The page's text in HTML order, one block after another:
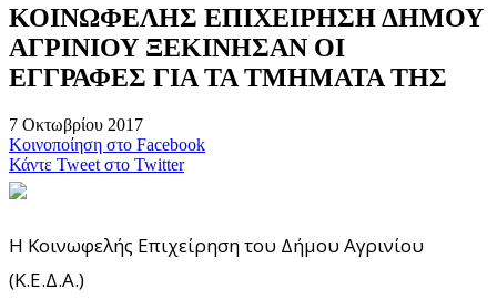
ΚΟΙΝΩΦΕΛΗΣ ΕΠΙΧΕΙΡΗΣΗ ΔΗΜΟΥ
ΑΓΡΙΝΙΟΥ ΞΕΚΙΝΗΣΑΝ ΟΙ
ΕΓΓΡΑΦΕΣ ΓΙΑ ΤΑ ΤΜΗΜΑΤΑ THΣ
7 Οκτωβρίου 2017
Κοινοποίηση στο Facebook
Κάντε Tweet στο Twitter
Η Κοινωφελής Επιχείρηση του Δήμου Αγρινίου
(Κ.Ε.Δ.Α.)